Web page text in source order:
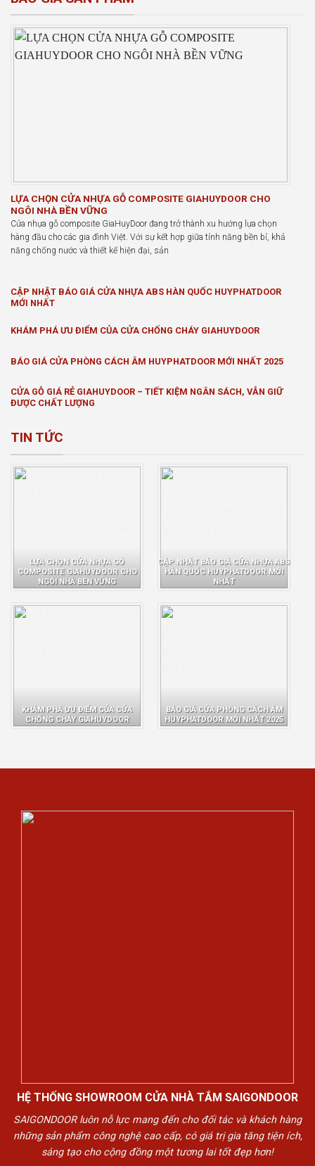
LỰA CHỌN CỬA NHỰA GỖ COMPOSITE GIAHUYDOOR CHO
NGÔI NHÀ BỀN VỮNG
Cửa nhựa gỗ composite GiaHuyDoor đang trở thành xu hướng lựa chọn
hàng đầu cho các gia đình Việt. Với sự kết hợp giữa tính năng bền bỉ, khả
năng chống nước và thiết kế hiện đại, sản
CẬP NHẬT BÁO GIÁ CỬA NHỰA ABS HÀN QUỐC HUYPHATDOOR
MỚI NHẤT
KHÁM PHÁ ƯU ĐIỂM CỦA CỬA CHỐNG CHÁY GIAHUYDOOR
BÁO GIÁ CỬA PHÒNG CÁCH ÂM HUYPHATDOOR MỚI NHẤT 2025
CỬA GỖ GIÁ RẺ GIAHUYDOOR – TIẾT KIỆM NGÂN SÁCH, VẪN GIỮ
ĐƯỢC CHẤT LƯỢNG
TIN TỨC
LỰA CHỌN CỬA NHỰA GỖ
COMPOSITE GIAHUYDOOR CHO
NGÔI NHÀ BỀN VỮNG
CẬP NHẬT BÁO GIÁ CỬA NHỰA ABS
HÀN QUỐC HUYPHATDOOR MỚI
NHẤT
KHÁM PHÁ ƯU ĐIỂM CỦA CỬA
CHỐNG CHÁY GIAHUYDOOR
BÁO GIÁ CỬA PHÒNG CÁCH ÂM
HUYPHATDOOR MỚI NHẤT 2025
HỆ THỐNG SHOWROOM CỬA NHÀ TẮM SAIGONDOOR
SAIGONDOOR luôn nỗ lực mang đến cho đối tác và khách hàng
những sản phẩm công nghệ cao cấp, có giá trị gia tăng tiện ích,
sáng tạo cho cộng đồng một tương lai tốt đẹp hơn!